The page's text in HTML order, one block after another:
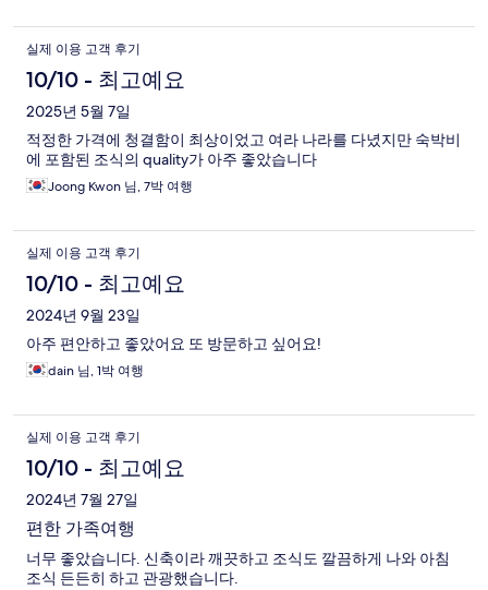
실제 이용 고객 후기
10/10 - 최고예요
2025년 5월 7일
적정한 가격에 청결함이 최상이었고 여라 나라를 다녔지만 숙박비
에 포함된 조식의 quality가 아주 좋았습니다
Joong Kwon 님, 7박 여행
실제 이용 고객 후기
10/10 - 최고예요
2024년 9월 23일
아주 편안하고 좋았어요 또 방문하고 싶어요!
dain 님, 1박 여행
실제 이용 고객 후기
10/10 - 최고예요
2024년 7월 27일
편한 가족여행
너무 좋았습니다. 신축이라 깨끗하고 조식도 깔끔하게 나와 아침
조식 든든히 하고 관광했습니다.